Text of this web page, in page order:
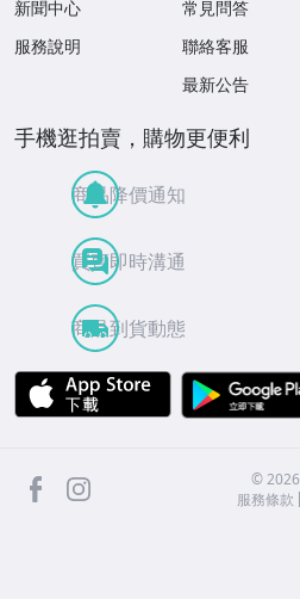
新聞中心
服務說明
常見問答
聯絡客服
最新公告
手機逛拍賣，購物更便利
商品降價通知
買賣即時溝通
商品到貨動態
APP Store
facebook ©2026
服務條款